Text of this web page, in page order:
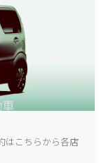
はこちらから各店